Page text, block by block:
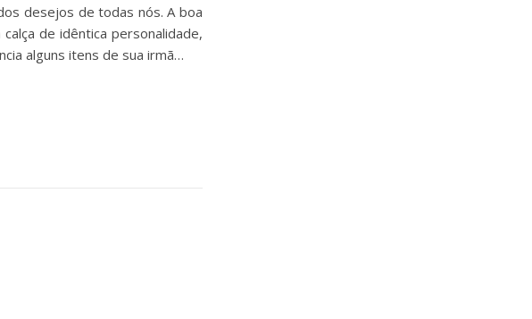
desejos de todas nós. A boa
de idêntica personalidade,
alguns itens de sua irmã…